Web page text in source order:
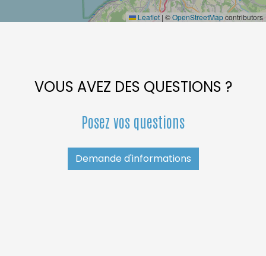
Leaflet | ©OpenStreetMapcontributors
VOUS AVEZ DES QUESTIONS ?
Posez vos questions
Demande d'informations